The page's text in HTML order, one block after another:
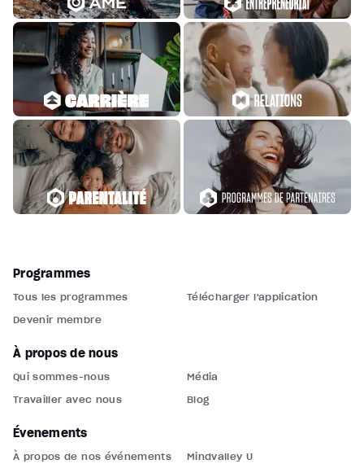
Programmes
Tous les programmes
Télécharger l'application
Devenir membre
À propos de nous
Qui sommes-nous
Média
Travailler avec nous
Blog
Événements
À propos de nos événements
Mindvalley U